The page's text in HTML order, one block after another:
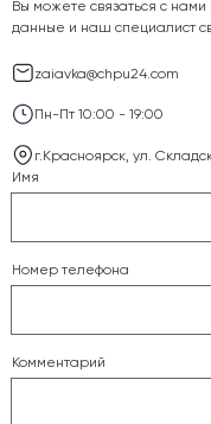
Вы можете связаться с нами
данные и наш специалист
zaiavka@chpu24.com
Пн-Пт 10:00 - 19:00
г.Красноярск, ул.
Имя
Номер телефона
Комментарий